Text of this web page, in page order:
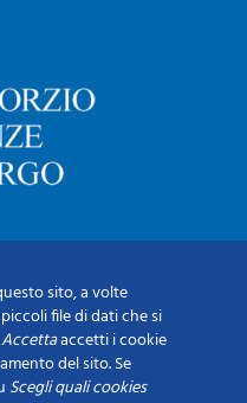
sito, a volte
file di dati che si
Accettaaccetti i cookie
del sito. Se
Scegli quali cookies